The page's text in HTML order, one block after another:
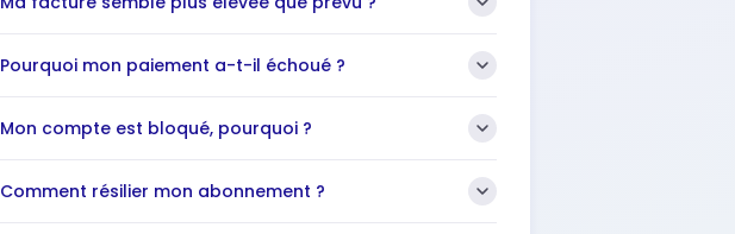
Pourquoi mon paiement a-t-il échoué ?
Mon compte est bloqué, pourquoi ?
Comment résilier mon abonnement ?